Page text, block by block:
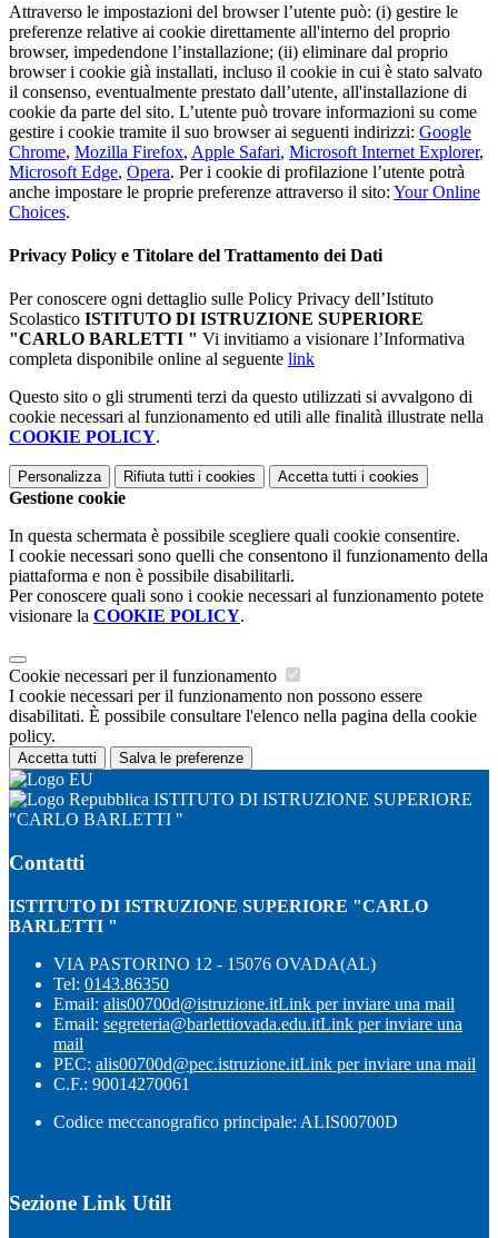
Attraverso le impostazioni del browser l’utente può: (i) gestire le
preferenze relative ai cookie direttamente all'interno del proprio
browser, impedendone l’installazione; (ii) eliminare dal proprio
browser i cookie già installati, incluso il cookie in cui è stato salvato
il consenso, eventualmente prestato dall’utente, all'installazione di
cookie da parte del sito. L’utente può trovare informazioni su come
gestire i cookie tramite il suo browser ai seguenti indirizzi: Google
Chrome, Mozilla Firefox, Apple Safari, Microsoft Internet Explorer,
Microsoft Edge, Opera. Per i cookie di profilazione l’utente potrà
anche impostare le proprie preferenze attraverso il sito: Your Online
Choices.
Privacy Policy e Titolare del Trattamento dei Dati
Per conoscere ogni dettaglio sulle Policy Privacy dell’Istituto
Scolastico ISTITUTO DI ISTRUZIONE SUPERIORE
"CARLO BARLETTI " Vi invitiamo a visionare l’Informativa
completa disponibile online al seguente link
Questo sito o gli strumenti terzi da questo utilizzati si avvalgono di
cookie necessari al funzionamento ed utili alle finalità illustrate nella
COOKIE POLICY.
Personalizza Rifiuta tutti i cookies Accetta tutti i cookies
Gestione cookie
In questa schermata è possibile scegliere quali cookie consentire.
I cookie necessari sono quelli che consentono il funzionamento della
piattaforma e non è possibile disabilitarli.
Per conoscere quali sono i cookie necessari al funzionamento potete
visionare la COOKIE POLICY.
Cookie necessari per il funzionamento
I cookie necessari per il funzionamento non possono essere
disabilitati. È possibile consultare l'elenco nella pagina della cookie
policy.
Accetta tutti Salva le preferenze
ISTITUTO DI ISTRUZIONE SUPERIORE
"CARLO BARLETTI "
Contatti
ISTITUTO DI ISTRUZIONE SUPERIORE "CARLO
BARLETTI "
VIA PASTORINO 12 - 15076 OVADA(AL)
Tel: 0143.86350
Email: alis00700d@istruzione.itLink per inviare una mail
Email: segreteria@barlettiovada.edu.itLink per inviare una
mail
PEC: alis00700d@pec.istruzione.itLink per inviare una mail
C.F.: 90014270061
Codice meccanografico principale: ALIS00700D
Sezione Link Utili